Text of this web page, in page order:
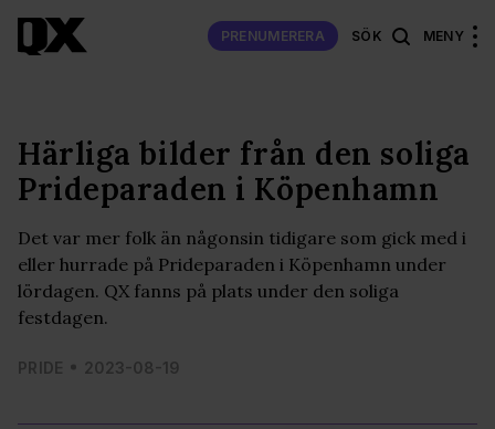
PRENUMERERA SÖK MENY
Härliga bilder från den soliga
Prideparaden i Köpenhamn
Det var mer folk än någonsin tidigare som gick med i
eller hurrade på Prideparaden i Köpenhamn under
lördagen. QX fanns på plats under den soliga
festdagen.
PRIDE 2023-08-19